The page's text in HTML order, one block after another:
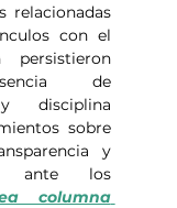
relacionadas
con el
persistieron
de
disciplina
sobre
y
ante los
columna